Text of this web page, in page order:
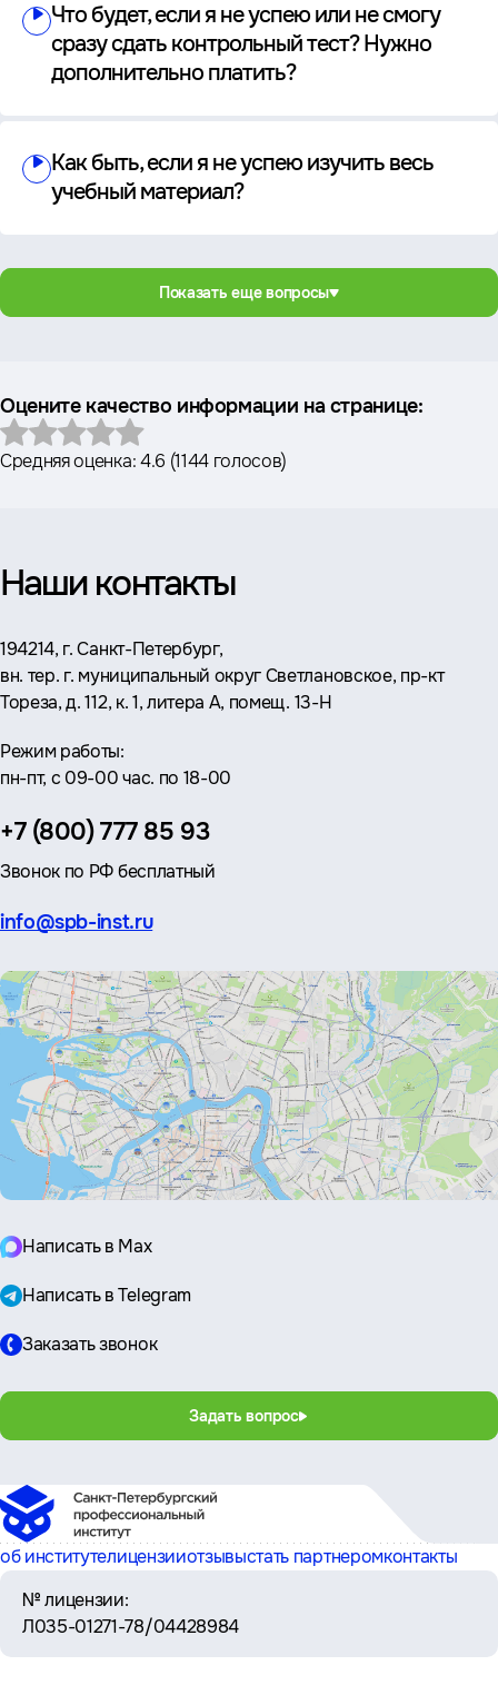
Что будет, если я не успею или не смогу
сразу сдать контрольный тест? Нужно
дополнительно платить?
Как быть, если я не успею изучить весь
учебный материал?
Показать еще вопросы
Оцените качество информации на странице:
Средняя оценка:4.6 (1144 голосов)
Наши контакты
Адрес:
194214, г. Санкт-Петербург,
вн. тер. г. муниципальный округ Светлановское, пр-кт
Тореза, д. 112, к. 1, литера А, помещ. 13-Н
Режим работы:
пн-пт, с 09-00 час. по 18-00
Телефон:
+7 (800) 777 85 93
Звонок по РФ бесплатный
Эл.
info@spb-inst.ru
Написать в Max
Написать в Telegram
Заказать звонок
Задать вопрос
об институтелицензииотзывыстать партнеромконтакты
№ лицензии:
Л035-01271-78/04428984